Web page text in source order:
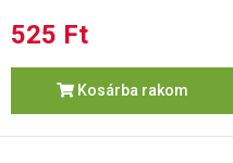
525 Ft
Kosárba rakom